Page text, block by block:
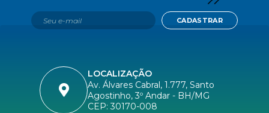
LOCALIZAÇÃO
Av. Álvares Cabral, 1.777, Santo
Agostinho, 3º Andar - BH/MG
CEP: 30170-008
CADASTRAR